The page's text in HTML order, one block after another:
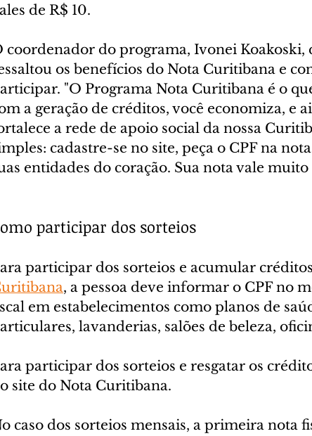
de R$ 10.
coordenador do programa, Ivonei Koakoski,
os benefícios do Nota Curitibana e
"O Programa Nota Curitibana é o
a geração de créditos, você economiza, e
a rede de apoio social da nossa
cadastre-se no site, peça o CPF na
entidades do coração. Sua nota vale
participar dos sorteios
participar dos sorteios e acumular
, a pessoa deve informar o CPF no
em estabelecimentos como planos de
lavanderias, salões de beleza,
participar dos sorteios e resgatar os
site do Nota Curitibana.
caso dos sorteios mensais, a primeira nota